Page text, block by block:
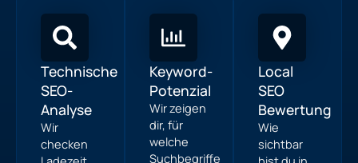
Technische
SEO-
Analyse
Wir
checken
Keyword-
Potenzial
Wir zeigen
dir, für
welche
Suchbegriffe
Local
SEO
Bewertung
Wie
sichtbar